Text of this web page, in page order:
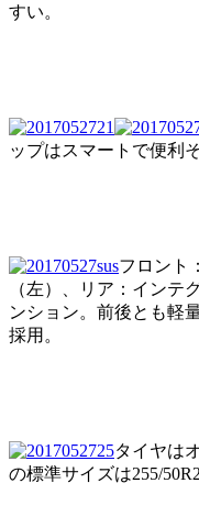
すい。
ップはスマートで便利
フロント
（左）、リア：インテ
ンション。前後とも軽
採用。
タイヤは
の標準サイズは255/